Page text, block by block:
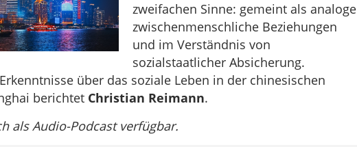
zweifachen Sinne: gemeint als analoge
zwischenmenschliche Beziehungen
und im Verständnis von
sozialstaatlicher Absicherung.
über das soziale Leben in der chinesischen
berichtet Christian Reimann.
als Audio-Podcast verfügbar.